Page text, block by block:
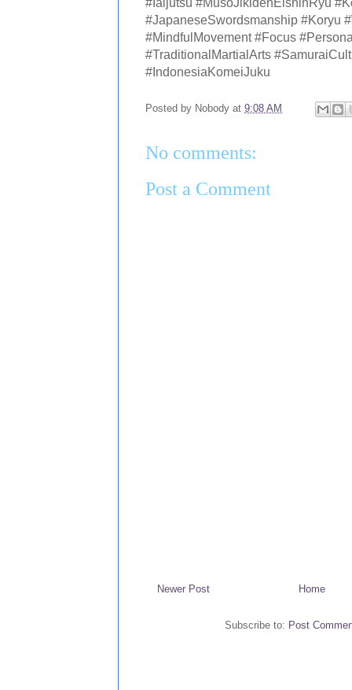
#JapaneseSwordsmanship #Koryu
#MindfulMovement #Focus
#TraditionalMartialArts
#IndonesiaKomeiJuku
Posted by Nobody at 9:08 AM
No comments:
Post a Comment
Newer Post Home
Subscribe to: Post